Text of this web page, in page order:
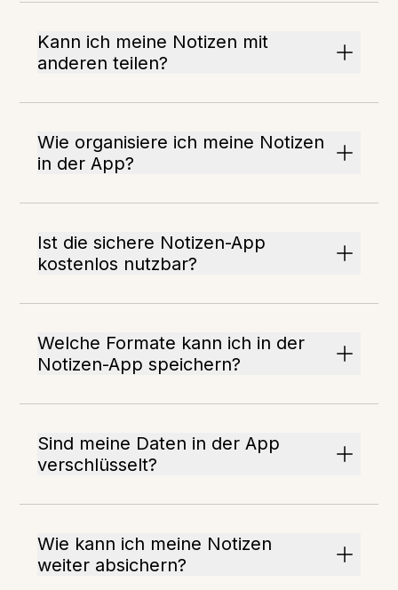
Kann ich meine Notizen mit
anderen teilen?
Wie organisiere ich meine Notizen
in der App?
Ist die sichere Notizen-App
kostenlos nutzbar?
Welche Formate kann ich in der
Notizen-App speichern?
Sind meine Daten in der App
verschlüsselt?
Wie kann ich meine Notizen
weiter absichern?